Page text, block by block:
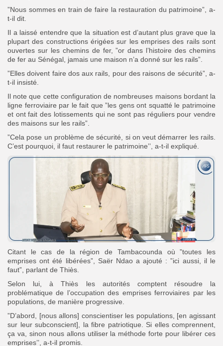
”Nous sommes en train de faire la restauration du patrimoine”, a-
t-il dit.
Il a laissé entendre que la situation est d’autant plus grave que la
plupart des constructions érigées sur les emprises des rails sont
ouvertes sur les chemins de fer, ”or dans l’histoire des chemins
de fer au Sénégal, jamais une maison n’a donné sur les rails”.
”Elles doivent faire dos aux rails, pour des raisons de sécurité”, a-
t-il insisté.
Il note que cette configuration de nombreuses maisons bordant la
ligne ferroviaire par le fait que ”les gens ont squatté le patrimoine
et ont fait des lotissements qui ne sont pas réguliers pour vendre
des maisons sur les rails”.
”Cela pose un problème de sécurité, si on veut démarrer les rails.
C’est pourquoi, il faut restaurer le patrimoine’’, a-t-il expliqué.
Citant le cas de la région de Tambacounda où ”toutes les
emprises ont été libérées”, Saër Ndao a ajouté : ”ici aussi, il le
faut”, parlant de Thiès.
Selon lui, à Thiès les autorités comptent résoudre la
problématique de l’occupation des emprises ferroviaires par les
populations, de manière progressive.
”D’abord, [nous allons] conscientiser les populations, [en agissant
sur leur subconscient], la fibre patriotique. Si elles comprennent,
ça va, sinon nous allons utiliser la méthode forte pour libérer ces
emprises’’, a-t-il promis.